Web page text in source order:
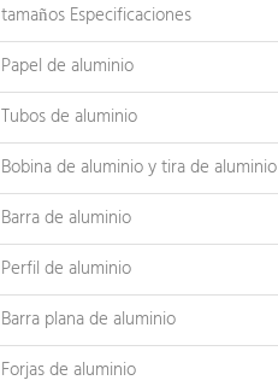
tamaños Especificaciones
Papel de aluminio
Tubos de aluminio
Bobina de aluminio y tira de aluminio
Barra de aluminio
Perfil de aluminio
Barra plana de aluminio
Forjas de aluminio